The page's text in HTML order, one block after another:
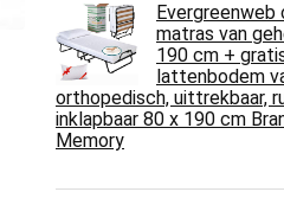
matras van
190 cm +
lattenbodem
orthopedisch, uittrekbaar,
inklapbaar 80 x 190 cm
Memory